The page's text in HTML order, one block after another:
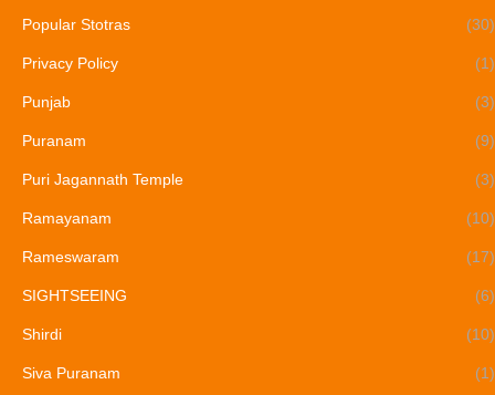
Popular Stotras (30)
Privacy Policy (1)
Punjab (3)
Puranam (9)
Puri Jagannath Temple (3)
Ramayanam (10)
Rameswaram (17)
SIGHTSEEING (6)
Shirdi (10)
Siva Puranam (1)